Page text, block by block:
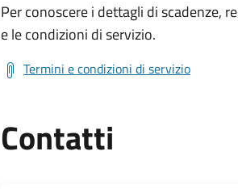
Per conoscere i dettagli di scadenze,
e le condizioni di servizio.
Termini e condizioni di servizio
Contatti